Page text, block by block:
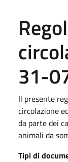
31-
Il presente
circolazione
da parte dei
animali da
Tipi di